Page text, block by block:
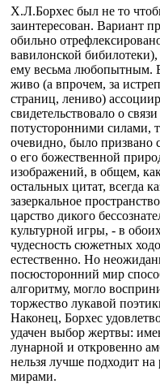
Х.Л.Борхес был не то
заинтересован. Вариант
обильно
вавилонской
ему весьма любопытным.
живо (а впрочем, за
страниц, лениво)
свидетельствовало о
потусторонними силами,
очевидно, было призвано
о его божественной
изображений, в общем,
остальных цитат, всегда
зазеркальное
царство дикого
культурной игры, - в
чудесность сюжетных
естественно. Но
посюсторонний мир
алгоритму, могло
торжество лукавой
Наконец, Борхес
удачен выбор жертвы:
лунарной и откровенно
нельзя лучше подходит
мирами.